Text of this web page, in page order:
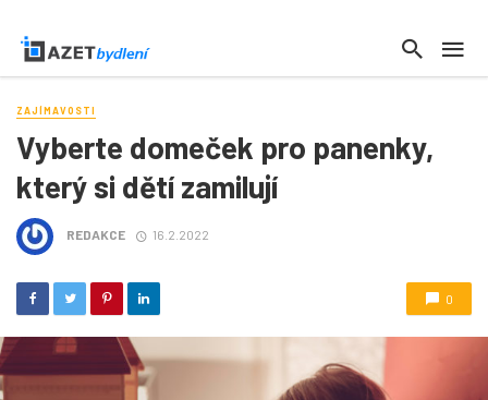
ZAJÍMAVOSTI
Vyberte domeček pro panenky,
který si dětí zamilují
REDAKCE 16.2.2022
0